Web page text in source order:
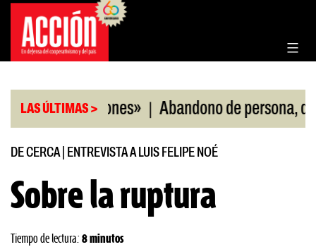
Saltar
contenido
LAS ÚLTIMAS >
agresiones» | Abandono de persona, delito de
DE CERCA| ENTREVISTA A LUIS FELIPE NOÉ
Sobre la ruptura
Tiempo de lectura: 8 minutos